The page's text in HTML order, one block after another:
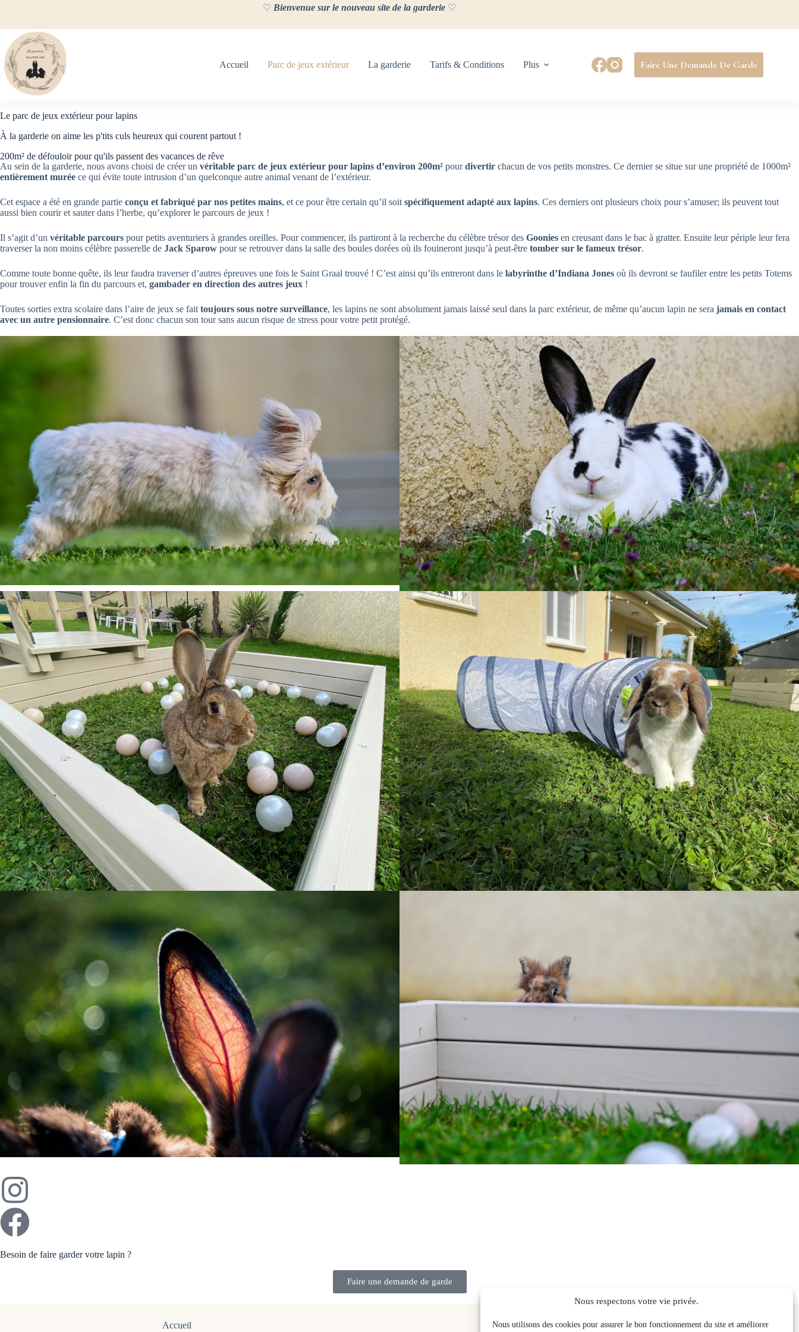
Nous respectons votre vie privée.
Nous utilisons des cookies pour assurer le bon fonctionnement du site et améliorer
♡ Bienvenue sur le nouveau site de la garderie ♡
Accueil Parc de jeux extérieur La garderie Tarifs & Conditions Plus Faire Une Demande De Garde
Le parc de jeux extérieur pour lapins
À la garderie on aime les p'tits culs heureux qui courent partout !
200m² de défouloir pour qu'ils passent des vacances de rêve
Au sein de la garderie, nous avons choisi de créer un véritable parc de jeux extérieur pour lapins d’environ 200m² pourdivertir chacun de vos petits monstres. Ce dernier se situe sur une propriété de 1000m²
entièrement murée ce qui évite toute intrusion d’un quelconque autre animal venant de l’extérieur.
Cet espace a été en grande partie conçu et fabriqué par nos petites mains, et ce pour être certain qu’il soit spécifiquement adapté aux lapins. Ces derniers ont plusieurs choix pour s’amuser; ils peuvent tout
aussi bien courir et sauter dans l’herbe, qu’explorer le parcours de jeux !
Il s’agit d’un véritable parcours pour petits aventuriers à grandes oreilles. Pour commencer, ils partiront à la recherche du célèbre trésor des Goonies en creusant dans le bac à gratter. Ensuite leur périple leur fera
traverser la non moins célèbre passerelle de Jack Sparow pour se retrouver dans la salle des boules dorées où ils fouineront jusqu’à peut-être tomber sur le fameux trésor.
Comme toute bonne quête, ils leur faudra traverser d’autres épreuves une fois le Saint Graal trouvé ! C’est ainsi qu’ils entreront dans le labyrinthe d’Indiana Jones où ils devront se faufiler entre les petits Totems
pour trouver enfin la fin du parcours et, gambader en direction des autres jeux !
Toutes sorties extra scolaire dans l’aire de jeux se fait toujours sous notre surveillance, les lapins ne sont absolument jamais laissé seul dans la parc extérieur, de même qu’aucun lapin ne sera jamais en contact
avec un autre pensionnaire. C’est donc chacun son tour sans aucun risque de stress pour votre petit protégé.
Besoin de faire garder votre lapin ?
Faire une demande de garde
Accueil
68 Chemin des moines